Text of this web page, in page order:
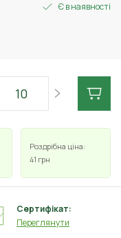
Є в наявності
Роздрібна ціна:
41 грн
Сертифікат:
Переглянути